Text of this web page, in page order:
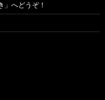
へどうぞ！